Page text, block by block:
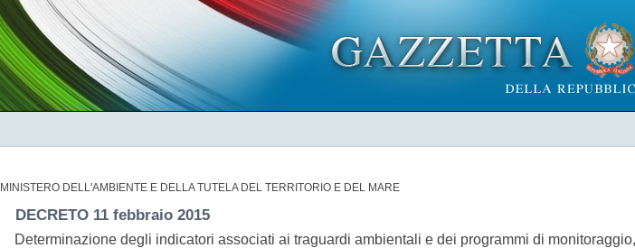
MINISTERO DELL'AMBIENTE E DELLA TUTELA DEL TERRITORIO E DEL MARE
DECRETO 11 febbraio 2015
Determinazione degli indicatori associati ai traguardi ambientali e dei programmi di